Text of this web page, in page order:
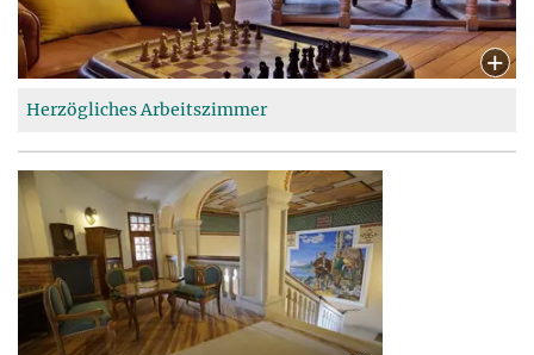
Herzögliches Arbeitszimmer